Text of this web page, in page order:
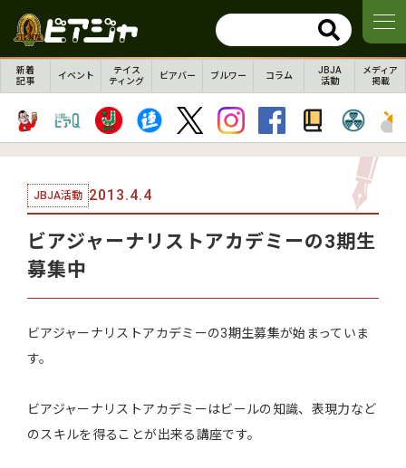
新着
記事
イベント
テイス
ティング
ビアバー ブルワー コラム
JBJA
活動
メディア
掲載
JBJA活動 2013.4.4
ビアジャーナリストアカデミーの3期生
募集中
ビアジャーナリストアカデミーの3期生募集が始まっていま
す。
ビアジャーナリストアカデミーはビールの知識、表現力など
のスキルを得ることが出来る講座です。